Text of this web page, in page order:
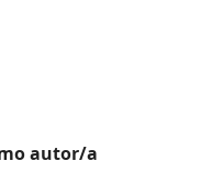
autor/a